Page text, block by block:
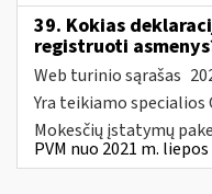
39. Kokias
registruoti
Web turinio sąrašas
Yra teikiamo specialios
Mokesčių įstatymų
PVM nuo 2021 m. liepos